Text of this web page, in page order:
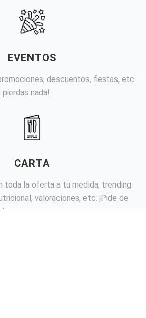
EVENTOS
descuentos, fiestas, etc.
nada!
CARTA
toda la oferta a tu medida, trending
valoraciones, etc. ¡Pide de